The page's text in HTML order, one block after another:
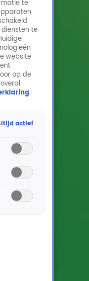
te
te
website
op de
actief